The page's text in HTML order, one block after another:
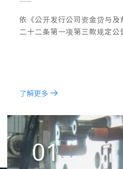
依《公开发行公司资金贷与
二十二条第一项第三款规定公
了解更多
01
02
03
04
05
06
07
08